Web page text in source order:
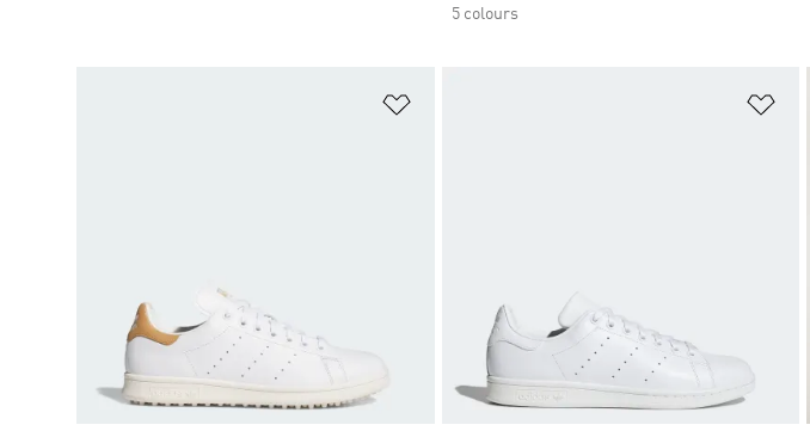
5 colours